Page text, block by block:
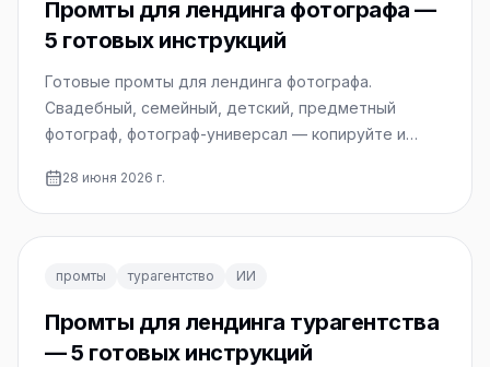
Промты для лендинга фотографа —
5 готовых инструкций
Готовые промты для лендинга фотографа.
Свадебный, семейный, детский, предметный
фотограф, фотограф-универсал — копируйте и
28 июня 2026 г.
промты турагентство ИИ
Промты для лендинга турагентства
— 5 готовых инструкций